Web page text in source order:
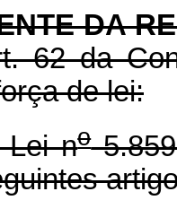
DA
62 da
de lei:
no